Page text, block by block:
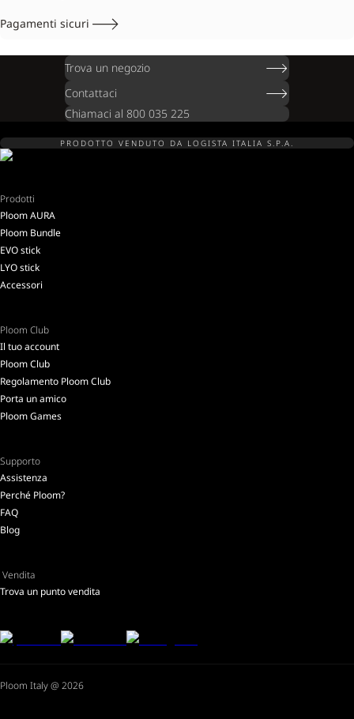
Pagamenti sicuri
Trova un negozio
Contattaci
Chiamaci al 800 035 225
PRODOTTO VENDUTO DA LOGISTA ITALIA S.P.A.
Prodotti
Ploom AURA
Ploom Bundle
EVO stick
LYO stick
Accessori
Ploom Club
Il tuo account
Ploom Club
Regolamento Ploom Club
Porta un amico
Ploom Games
Supporto
Assistenza
Perché Ploom?
FAQ
Blog
Vendita
Trova un punto vendita
Ploom Italy @ 2026